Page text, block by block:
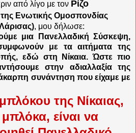
από λίγο με τον Ρίζο
Ενωτικής Ομοσπονδίας
, μου δήλωσε:
μια Πανελλαδική Σύσκεψη,
με τα αιτήματα της
εδώ στη Νίκαια. Ώστε πιο
στην αδιαλλαξία της
συνάντηση που είχαμε με
της Νίκαιας,
είναι να